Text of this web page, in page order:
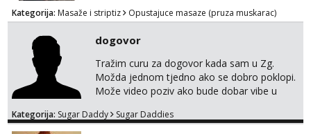
Kategorija: Masaže i striptiz Opustajuce masaze (pruza muskarac)
dogovor
Tražim curu za dogovor kada sam u Zg.
Možda jednom tjedno ako se dobro poklopi.
Može video poziv ako bude dobar vibe u
ponude. Moje preference su duga kosa, do
Kategorija: Sugar Daddy Sugar Daddies